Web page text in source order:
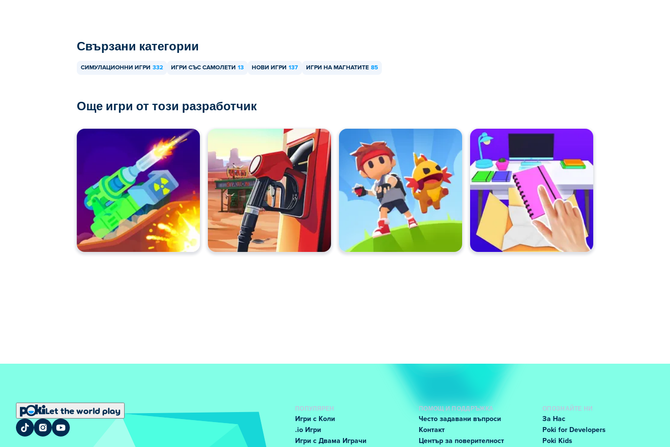
Свързани категории
СИМУЛАЦИОННИ ИГРИ 332 ИГРИ СЪС САМОЛЕТИ 13 НОВИ ИГРИ 137 ИГРИ НА МАГНАТИТЕ 85
Още игри от този разработчик
Let the world play
ПОПУЛЯРЕН
Игри с Коли
.io Игри
Игри с Двама Играчи
ПОМОЩ И ПОДДРЪЖКА
Често задавани въпроси
Контакт
Център за поверителност
ОПОЗНАЙТЕ НИ
За Нас
Poki for Developers
Poki Kids